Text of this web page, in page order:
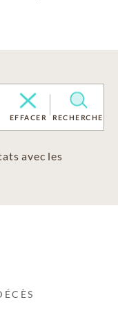
EFFACER RECHERCHE
avec les